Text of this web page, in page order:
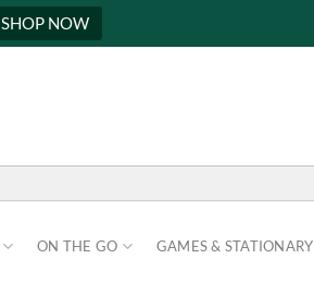
SHOP NOW
ON THE GO GAMES & STATIONARY